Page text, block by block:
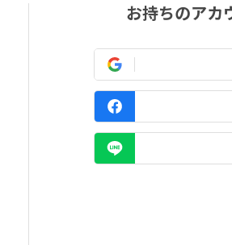
お持ちのアカ